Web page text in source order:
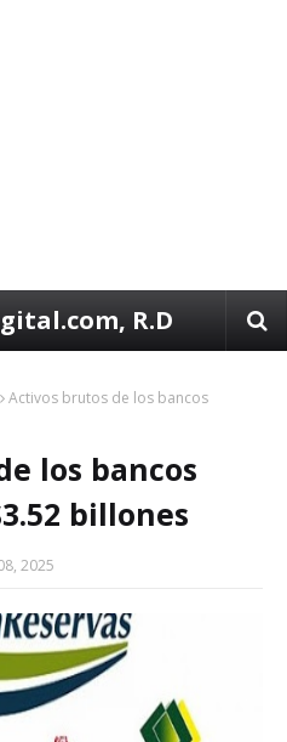
R.D
Activos brutos de los bancos
los bancos
billones
2025